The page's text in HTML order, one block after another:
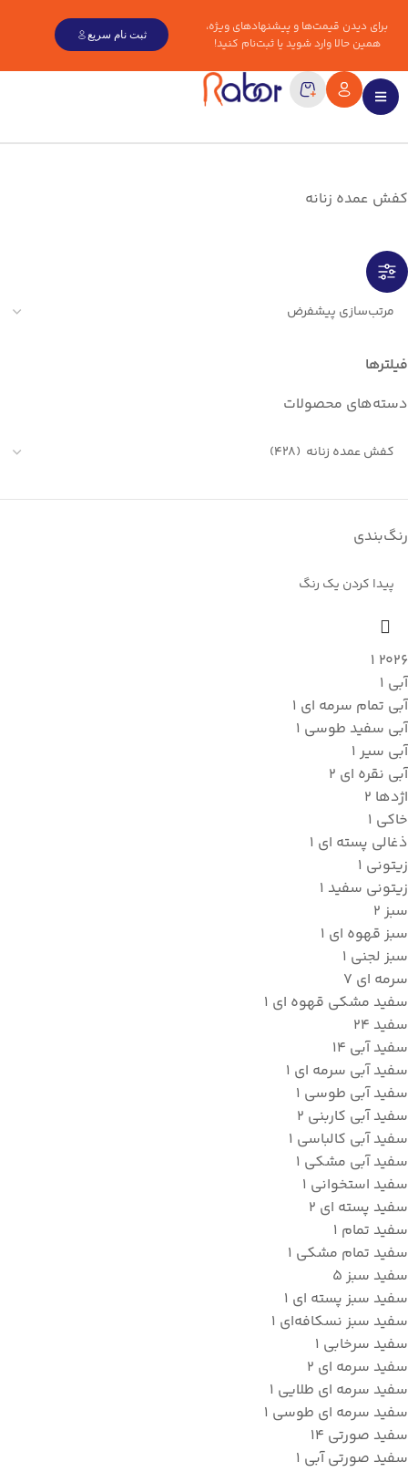
برای دیدن قیمت‌ها و پیشنهادهای ویژه،
همین حالا وارد شوید یا ثبت‌نام کنید!
ثبت نام سریع
کفش عمده زنانه
فیلترها
دسته‌های محصولات
رنگ‌بندی
2026
1
آبی 1
آبی تمام سرمه ای 1
آبی سفید طوسی 1
آبی سیر 1
آبی نقره ای 2
اژدها 2
خاکی 1
ذغالی پسته ای 1
زیتونی 1
زیتونی سفید 1
سبز 2
سبز قهوه ای 1
سبز لجنی 1
سرمه ای 7
سفيد مشکي قهوه اي 1
سفید 24
سفید آبی 14
سفید آبی سرمه ای 1
سفید آبی طوسی 1
سفید آبی کاربنی 2
سفید آبی کالباسی 1
سفید آبی مشکی 1
سفید استخوانی 1
سفید پسته ای 2
سفید تمام 1
سفید تمام مشکی 1
سفید سبز 5
سفید سبز پسته ای 1
سفید سبز نسکافه‌ای 1
سفید سرخابی 1
سفید سرمه ای 2
سفید سرمه ای طلایی 1
سفید سرمه ای طوسی 1
سفید صورتی 14
سفید صورتی آبی 1